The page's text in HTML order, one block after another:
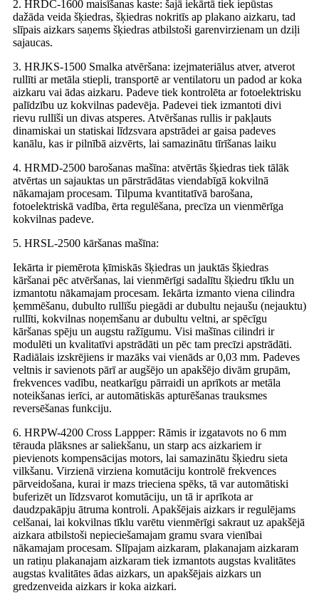
2. HRDC-1600 maisīšanas kaste: šajā iekārtā tiek iepūstas
dažāda veida šķiedras, šķiedras nokritīs ap plakano aizkaru, tad
slīpais aizkars saņems šķiedras atbilstoši garenvirzienam un dziļi
sajaucas.
3. HRJKS-1500 Smalka atvēršana: izejmateriālus atver, atverot
rullīti ar metāla stiepli, transportē ar ventilatoru un padod ar koka
aizkaru vai ādas aizkaru. Padeve tiek kontrolēta ar fotoelektrisku
palīdzību uz kokvilnas padevēja. Padevei tiek izmantoti divi
rievu rullīši un divas atsperes. Atvēršanas rullis ir pakļauts
dinamiskai un statiskai līdzsvara apstrādei ar gaisa padeves
kanālu, kas ir pilnībā aizvērts, lai samazinātu tīrīšanas laiku
4. HRMD-2500 barošanas mašīna: atvērtās šķiedras tiek tālāk
atvērtas un sajauktas un pārstrādātas viendabīgā kokvilnā
nākamajam procesam. Tilpuma kvantitatīvā barošana,
fotoelektriskā vadība, ērta regulēšana, precīza un vienmērīga
kokvilnas padeve.
5. HRSL-2500 kāršanas mašīna:
Iekārta ir piemērota ķīmiskās šķiedras un jauktās šķiedras
kāršanai pēc atvēršanas, lai vienmērīgi sadalītu šķiedru tīklu un
izmantotu nākamajam procesam. Iekārta izmanto viena cilindra
ķemmēšanu, dubulto rullīšu piegādi ar dubultu nejaušu (nejauktu)
rullīti, kokvilnas noņemšanu ar dubultu veltni, ar spēcīgu
kāršanas spēju un augstu ražīgumu. Visi mašīnas cilindri ir
modulēti un kvalitatīvi apstrādāti un pēc tam precīzi apstrādāti.
Radiālais izskrējiens ir mazāks vai vienāds ar 0,03 mm. Padeves
veltnis ir savienots pārī ar augšējo un apakšējo divām grupām,
frekvences vadību, neatkarīgu pārraidi un aprīkots ar metāla
noteikšanas ierīci, ar automātiskās apturēšanas trauksmes
reversēšanas funkciju.
6. HRPW-4200 Cross Lappper: Rāmis ir izgatavots no 6 mm
tērauda plāksnes ar saliekšanu, un starp acs aizkariem ir
pievienots kompensācijas motors, lai samazinātu šķiedru sieta
vilkšanu. Virzienā virziena komutāciju kontrolē frekvences
pārveidošana, kurai ir mazs trieciena spēks, tā var automātiski
buferizēt un līdzsvarot komutāciju, un tā ir aprīkota ar
daudzpakāpju ātruma kontroli. Apakšējais aizkars ir regulējams
celšanai, lai kokvilnas tīklu varētu vienmērīgi sakraut uz apakšējā
aizkara atbilstoši nepieciešamajam gramu svara vienībai
nākamajam procesam. Slīpajam aizkaram, plakanajam aizkaram
un ratiņu plakanajam aizkaram tiek izmantots augstas kvalitātes
augstas kvalitātes ādas aizkars, un apakšējais aizkars un
gredzenveida aizkars ir koka aizkari.